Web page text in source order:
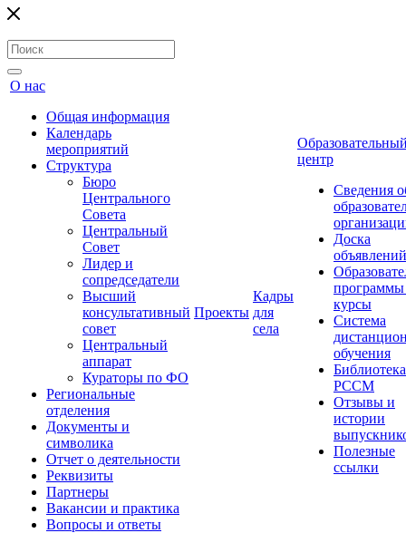
О нас
Общая информация
Календарь
мероприятий
Структура
Бюро
Центрального
Совета
Центральный
Совет
Лидер и
сопредседатели
Высший
консультативный
совет
Центральный
аппарат
Кураторы по ФО
Региональные
отделения
Документы и
символика
Отчет о деятельности
Реквизиты
Партнеры
Вакансии и практика
Вопросы и ответы
Проекты
Кадры
для
села
центр
Сведения
Доска
объявлений
курсы
Система
обучения
Библиотека
РССМ
Отзывы и
истории
Полезные
ссылки